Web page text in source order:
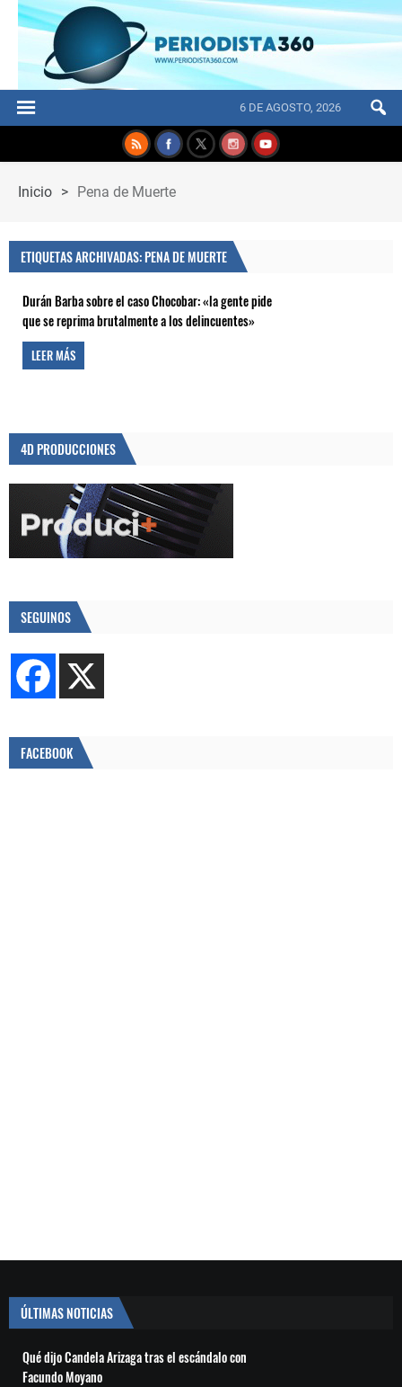
6 DE AGOSTO, 2026
Inicio > Pena de Muerte
ETIQUETAS ARCHIVADAS: PENA DE MUERTE
Durán Barba sobre el caso Chocobar: «la gente pide
que se reprima brutalmente a los delincuentes»
LEER MÁS
4D PRODUCCIONES
SEGUINOS
FACEBOOK
ÚLTIMAS NOTICIAS
Qué dijo Candela Arizaga tras el escándalo con
Facundo Moyano